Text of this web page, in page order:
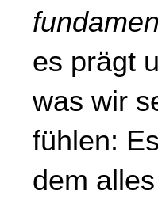
es prägt
was wir
fühlen:
dem